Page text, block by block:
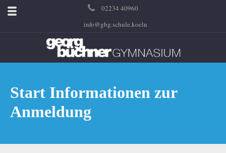
02234 40960
info@gbg.schule.koeln
Start Informationen zur
Anmeldung